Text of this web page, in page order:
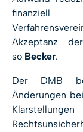
finanziell
Akzeptanz
so Becker.
Der DMB
Änderungen